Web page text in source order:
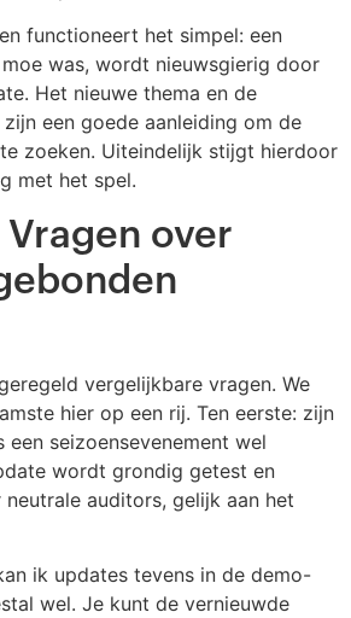
functioneert het simpel: een
was, wordt nieuwsgierig door
Het nieuwe thema en de
een goede aanleiding om de
zoeken. Uiteindelijk stijgt hierdoor
met het spel.
Vragen over
vergelijkbare vragen. We
hier op een rij. Ten eerste: zijn
seizoensevenement wel
wordt grondig getest en
auditors, gelijk aan het
ik updates tevens in de demo-
wel. Je kunt de vernieuwde